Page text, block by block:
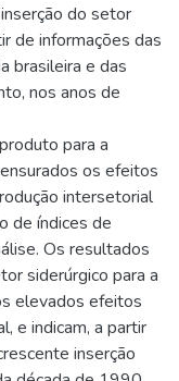
do setor
de informações das
brasileira e das
nos anos de
para a
os efeitos
intersetorial
de índices de
Os resultados
siderúrgico para a
elevados efeitos
e indicam, a partir
inserção